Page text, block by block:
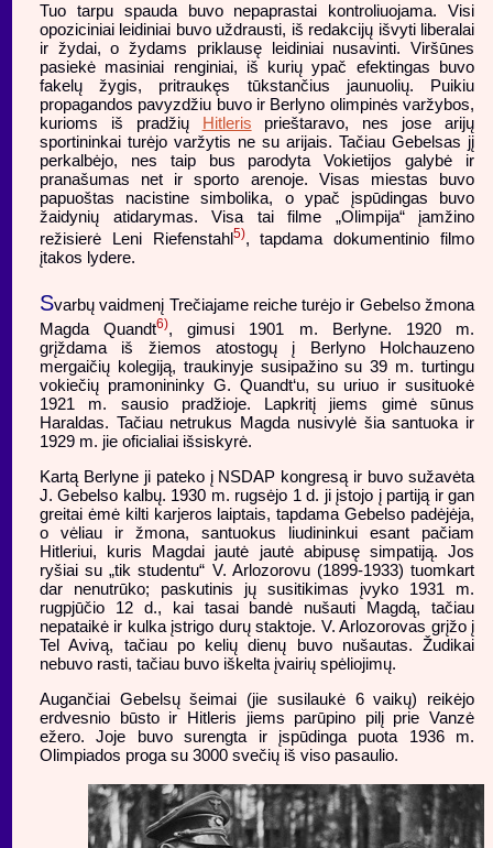
Tuo tarpu spauda buvo nepaprastai kontroliuojama. Visi
opoziciniai leidiniai buvo uždrausti, iš redakcijų išvyti liberalai
ir žydai, o žydams priklausę leidiniai nusavinti. Viršūnes
pasiekė masiniai renginiai, iš kurių ypač efektingas buvo
fakelų žygis, pritraukęs tūkstančius jaunuolių. Puikiu
propagandos pavyzdžiu buvo ir Berlyno olimpinės varžybos,
kurioms iš pradžių
Hitleris prieštaravo, nes jose arijų
sportininkai turėjo varžytis ne su arijais. Tačiau Gebelsas jį
perkalbėjo, nes taip bus parodyta Vokietijos galybė ir
pranašumas net ir sporto arenoje. Visas miestas buvo
papuoštas nacistine simbolika, o ypač įspūdingas buvo
žaidynių atidarymas. Visa tai filme „Olimpija“ įamžino
režisierė Leni Riefenstahl5), tapdama dokumentinio filmo
įtakos lydere.
Svarbų vaidmenį Trečiajame reiche turėjo ir Gebelso žmona
Magda Quandt6), gimusi 1901 m. Berlyne. 1920 m.
grįždama iš žiemos atostogų į Berlyno Holchauzeno
mergaičių kolegiją, traukinyje susipažino su 39 m. turtingu
vokiečių pramonininky G. Quandt‘u, su uriuo ir susituokė
1921 m. sausio pradžioje. Lapkritį jiems gimė sūnus
Haraldas. Tačiau netrukus Magda nusivylė šia santuoka ir
1929 m. jie oficialiai išsiskyrė.
Kartą Berlyne ji pateko į NSDAP kongresą ir buvo sužavėta
J. Gebelso kalbų. 1930 m. rugsėjo 1 d. ji įstojo į partiją ir gan
greitai ėmė kilti karjeros laiptais, tapdama Gebelso padėjėja,
o vėliau ir žmona, santuokus liudininkui esant pačiam
Hitleriui, kuris Magdai jautė jautė abipusę simpatiją. Jos
ryšiai su „tik studentu“ V. Arlozorovu (1899-1933) tuomkart
dar nenutrūko; paskutinis jų susitikimas įvyko 1931 m.
rugpjūčio 12 d., kai tasai bandė nušauti Magdą, tačiau
nepataikė ir kulka įstrigo durų staktoje. V. Arlozorovas grįžo į
Tel Avivą, tačiau po kelių dienų buvo nušautas. Žudikai
nebuvo rasti, tačiau buvo iškelta įvairių spėliojimų.
Augančiai Gebelsų šeimai (jie susilaukė 6 vaikų) reikėjo
erdvesnio būsto ir Hitleris jiems parūpino pilį prie Vanzė
ežero. Joje buvo surengta ir įspūdinga puota 1936 m.
Olimpiados proga su 3000 svečių iš viso pasaulio.